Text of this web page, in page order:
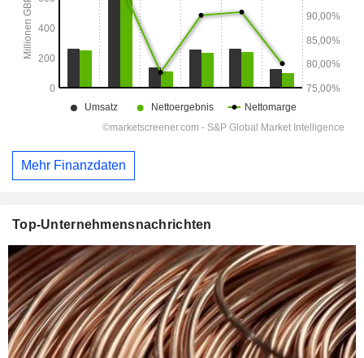
Mehr Finanzdaten
Top-Unternehmensnachrichten